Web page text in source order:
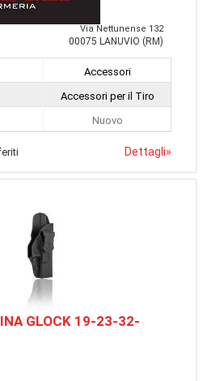
Via Nettunense 132
00075 LANUVIO (RM)
Accessori
Accessori per il Tiro
Nuovo
Dettagli»
GLOCK 19-23-32-